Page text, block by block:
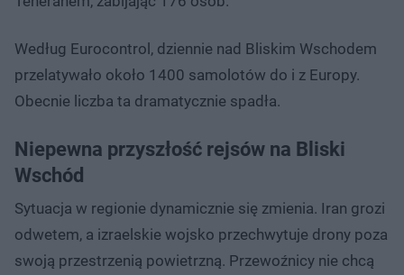
Według Eurocontrol, dziennie nad Bliskim Wschodem
przelatywało około 1400 samolotów do i z Europy.
Obecnie liczba ta dramatycznie spadła.
Niepewna przyszłość rejsów na Bliski
Wschód
Sytuacja w regionie dynamicznie się zmienia. Iran grozi
odwetem, a izraelskie wojsko przechwytuje drony poza
swoją przestrzenią powietrzną. Przewoźnicy nie chcą